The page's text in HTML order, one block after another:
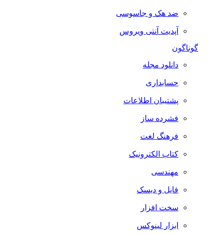
ضد هک و جاسوسی
آپدیت آنتی ویروس
گوناگون
دانلود مجله
حسابداری
پشتیبان اطلاعات
فشرده ساز
فرهنگ لغت
کتاب الکترونیک
مهندسی
فایل و دیسک
سخت افزار
ابزار لینوکس